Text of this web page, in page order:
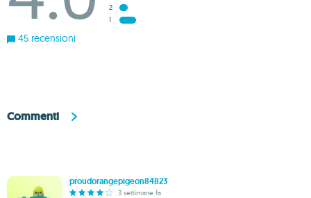
2
1
45 recensioni
Commenti
proudorangepigeon84823
3 settimane fa